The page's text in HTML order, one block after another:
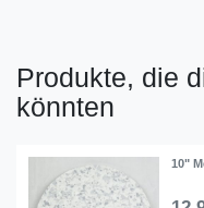
Produkte, die
könnten
10"